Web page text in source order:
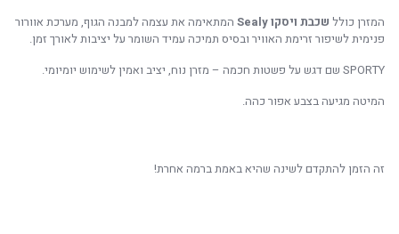
המזרן כולל שכבת ויסקו Sealy
המתאימה את עצמה למבנה הגוף, מערכת אוורור
פנימית לשיפור זרימת האוויר ובסיס תמיכה עמיד השומר על יציבות לאורך זמן.
SPORTY שם דגש על פשטות חכמה – מזרן נוח, יציב ואמין לשימוש יומיומי.
המיטה מגיעה בצבע אפור כהה.
זה הזמן להתקדם לשינה שהיא באמת ברמה אחרת!